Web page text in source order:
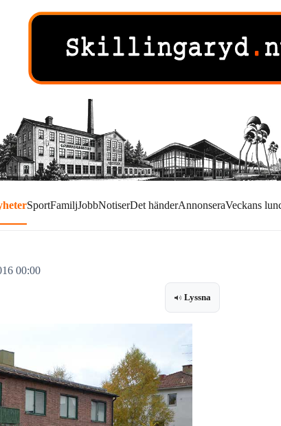
SportFamiljJobbNotiserDet händerAnnonseraVeckans
00:00
Lyssna